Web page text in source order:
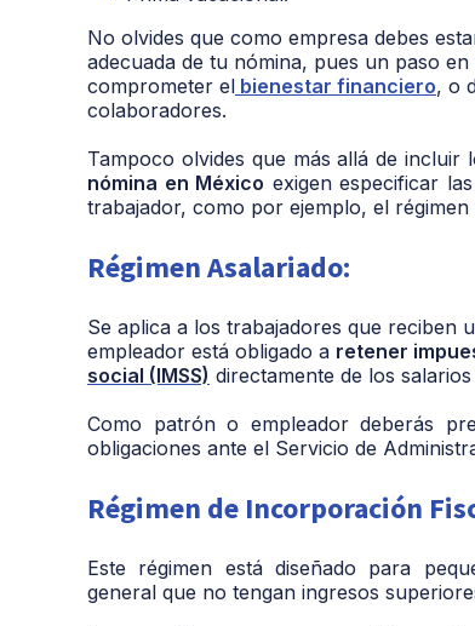
No olvides que como empresa debes
adecuada de tu nómina, pues un paso
comprometer el bienestar financiero, o
colaboradores.
Tampoco olvides que más allá de incluir
nómina en México exigen especificar
trabajador, como por ejemplo, el
Régimen Asalariado:
Se aplica a los trabajadores que reciben
empleador está obligado a retener
social (IMSS) directamente de los
Como patrón o empleador deberás
obligaciones ante el Servicio de
Régimen de Incorporación
Este régimen está diseñado para
general que no tengan ingresos